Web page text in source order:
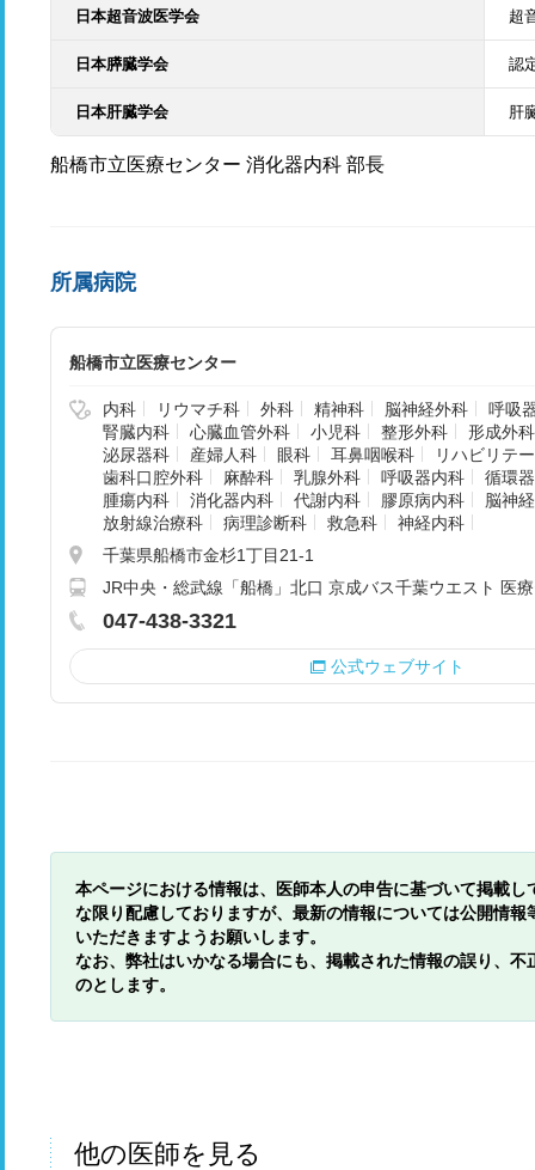
日本超音波医学会 超
日本膵臓学会 認
日本肝臓学会 肝
船橋市立医療センター 消化器内科 部長
所属病院
船橋市立医療センター
内科 リウマチ科 外科 精神科 脳神経外科
呼吸
腎臓内科
心臓血管外科 小児科 整形外科
形成外科
泌尿器科
産婦人科 眼科 耳鼻咽喉科
リハビリテ
歯科口腔外科
麻酔科 乳腺外科 呼吸器内科
循環
腫瘍内科
消化器内科 代謝内科 膠原病内科
脳神
放射線治療科
病理診断科 救急科
神経内科
千葉県船橋市金杉1丁目21-1
JR中央・総武線「船橋」北口 京成バス千葉ウエスト 医
047-438-3321
公式ウェブサイト
本ページにおける情報は、医師本人の申告に基づいて掲載
な限り配慮しておりますが、最新の情報については公開情
いただきますようお願いします。
なお、弊社はいかなる場合にも、掲載された情報の誤り、
のとします。
他の医師を見る